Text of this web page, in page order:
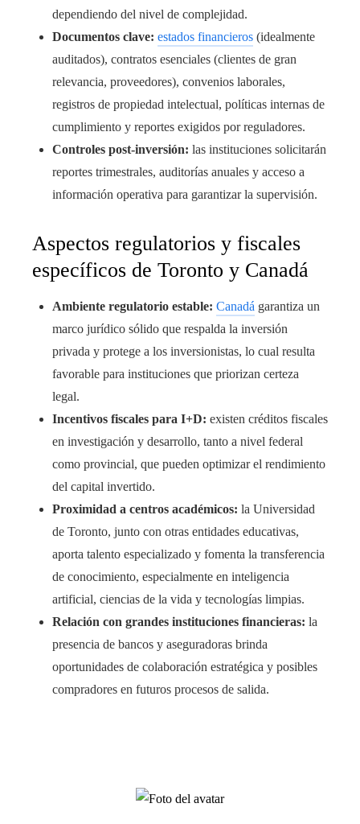
dependiendo del nivel de complejidad.
Documentos clave: estados financieros (idealmente
auditados), contratos esenciales (clientes de gran
relevancia, proveedores), convenios laborales,
registros de propiedad intelectual, políticas internas de
cumplimiento y reportes exigidos por reguladores.
Controles post-inversión: las instituciones solicitarán
reportes trimestrales, auditorías anuales y acceso a
información operativa para garantizar la supervisión.
Aspectos regulatorios y fiscales
específicos de Toronto y Canadá
Ambiente regulatorio estable: Canadá garantiza un
marco jurídico sólido que respalda la inversión
privada y protege a los inversionistas, lo cual resulta
favorable para instituciones que priorizan certeza
legal.
Incentivos fiscales para I+D: existen créditos fiscales
en investigación y desarrollo, tanto a nivel federal
como provincial, que pueden optimizar el rendimiento
del capital invertido.
Proximidad a centros académicos: la Universidad
de Toronto, junto con otras entidades educativas,
aporta talento especializado y fomenta la transferencia
de conocimiento, especialmente en inteligencia
artificial, ciencias de la vida y tecnologías limpias.
Relación con grandes instituciones financieras: la
presencia de bancos y aseguradoras brinda
oportunidades de colaboración estratégica y posibles
compradores en futuros procesos de salida.